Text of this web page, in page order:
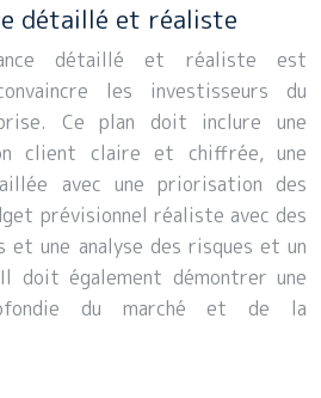
détaillé et réaliste
détaillé et réaliste est
les investisseurs du
Ce plan doit inclure une
client claire et chiffrée, une
avec une priorisation des
prévisionnel réaliste avec des
et une analyse des risques et un
doit également démontrer une
du marché et de la